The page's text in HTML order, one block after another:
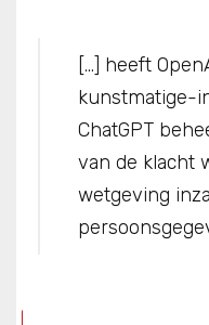
[…] heeft
kunstmatige-
ChatGPT
van de klacht
wetgeving